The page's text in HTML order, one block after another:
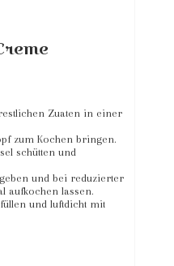
Zuaten in einer
zum Kochen bringen.
schütten und
und bei reduzierter
aufkochen lassen.
und luftdicht mit